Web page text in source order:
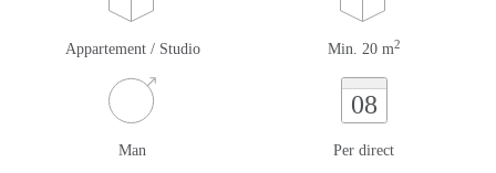
Appartement / Studio Min. 20 m2
Man
08
Per direct